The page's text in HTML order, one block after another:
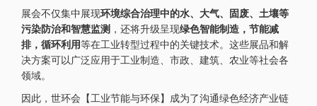
展会不仅集中展现环境综合治理中的水、大气、固废、土壤等
污染防治和智慧监测 ，还将升级呈现绿色智能制造，节能减
排，循环利用等在工业转型过程中的关键技术。这些展品和解
决方案可以广泛应用于工业制造、市政、建筑、农业等社会各
领域。
因此，世环会【工业节能与环保】成为了沟通绿色经济产业链